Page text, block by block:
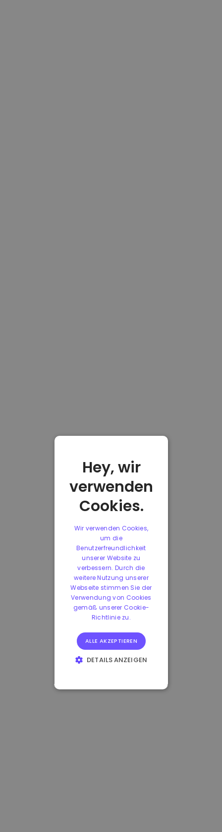
Hey, wir
verwenden
Cookies.
Wir verwenden Cookies,
um die
Benutzerfreundlichkeit
unserer Website zu
verbessern. Durch die
weitere Nutzung unserer
Webseite stimmen Sie der
Verwendung von Cookies
gemäß unserer Cookie-
Richtlinie zu.
ALLE AKZEPTIEREN
DETAILS ANZEIGEN